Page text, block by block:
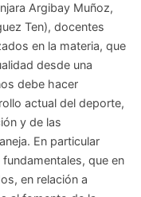
Argibay Muñoz,
Ten), docentes
en la materia, que
desde una
debe hacer
actual del deporte,
y de las
En particular
que en
en relación a